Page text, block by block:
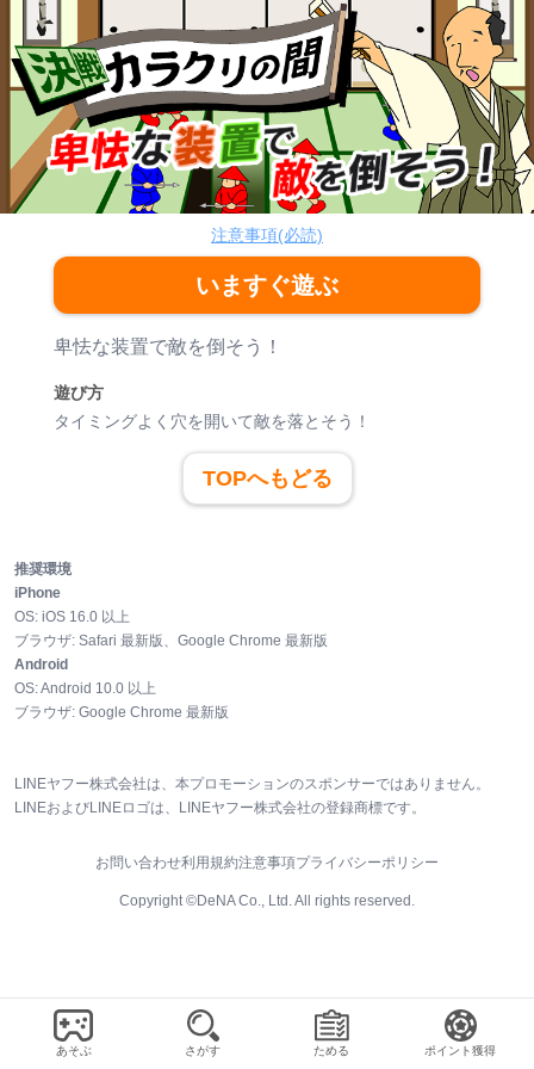
決戦カラクリの間
シューティング
注意事項(必読)
いますぐ遊ぶ
ゲーム紹介
卑怯な装置で敵を倒そう！
遊び方
タイミングよく穴を開いて敵を落とそう！
TOPへもどる
推奨環境
iPhone
OS: iOS 16.0 以上
ブラウザ: Safari 最新版、Google Chrome 最新版
Android
OS:Android 10.0 以上
ブラウザ: Google Chrome 最新版
LINEヤフー株式会社は、本プロモーションのスポンサーではありません。
LINEおよびLINEロゴは、LINEヤフー株式会社の登録商標です。
お問い合わせ利用規約注意事項プライバシーポリシー
Copyright ©DeNA Co., Ltd. All rights reserved.
あそぶ さがす ためる ポイント獲得